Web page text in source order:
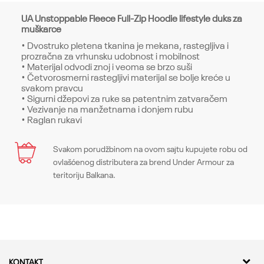
UA Unstoppable Fleece Full-Zip Hoodie lifestyle duks za
muškarce
• Dvostruko pletena tkanina je mekana, rastegljiva i
prozračna za vrhunsku udobnost i mobilnost
• Materijal odvodi znoj i veoma se brzo suši
• Četvorosmerni rastegljivi materijal se bolje kreće u
svakom pravcu
• Sigurni džepovi za ruke sa patentnim zatvaračem
• Vezivanje na manžetnama i donjem rubu
• Raglan rukavi
Karakteristika
Kategorija
Ime/Nadimak
Svakom porudžbinom na ovom sajtu kupujete robu od
ovlašćenog distributera za brend Under Armour za
teritoriju Balkana.
KONTAKT